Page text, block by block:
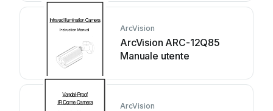
ArcVision
ArcVision ARC-12Q85
Manuale utente
ArcVision